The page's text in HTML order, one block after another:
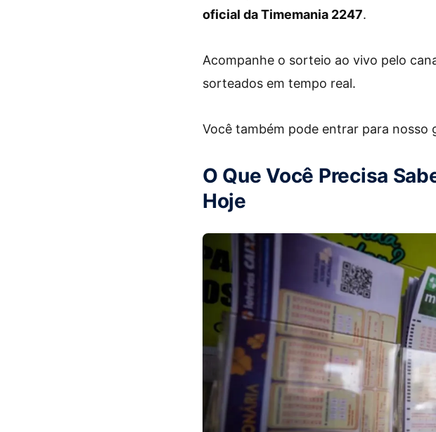
oficial da Timemania 2247.
Acompanhe o sorteio ao vivo pelo
sorteados em tempo real.
Você também pode entrar para nosso
O Que Você Precisa
Hoje